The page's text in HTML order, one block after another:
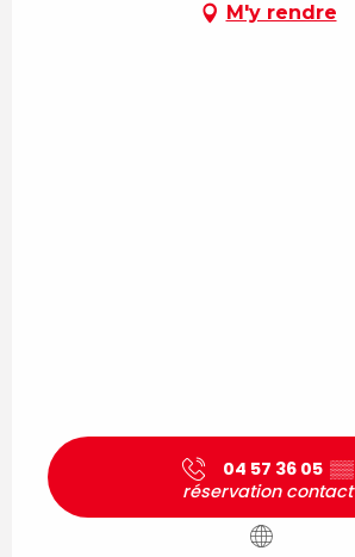
M'y rendre
04 57 36 05 ▒▒
réservation contact